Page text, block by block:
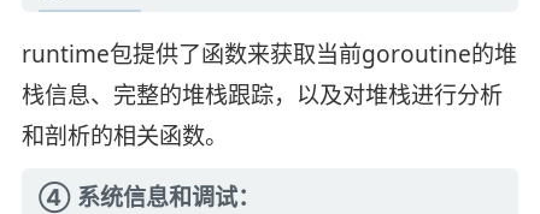
runtime包提供了函数来获取当前goroutine的堆
栈信息、完整的堆栈跟踪，以及对堆栈进行分析
和剖析的相关函数。
④ 系统信息和调试：